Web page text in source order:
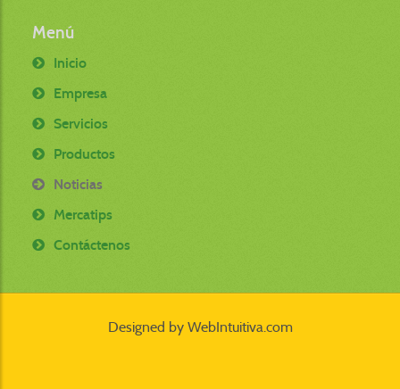
Menú
Inicio
Empresa
Servicios
Productos
Noticias
Mercatips
Contáctenos
Designed by WebIntuitiva.com